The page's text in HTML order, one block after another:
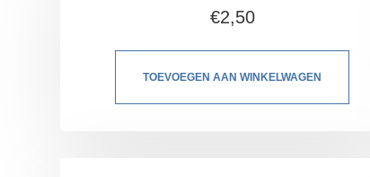
€2,50
TOEVOEGEN AAN WINKELWAGEN